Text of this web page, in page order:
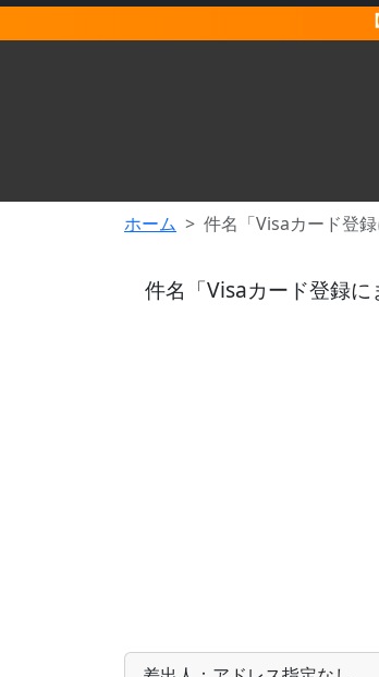
ホーム 件名「Visaカード登
件名「Visaカード登録